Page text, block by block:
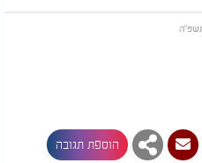
הוספת תגובה